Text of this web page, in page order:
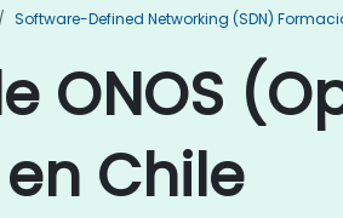
Software-Defined Networking (SDN)
ONOS
Chile